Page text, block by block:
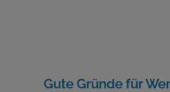
Gute Gründe für